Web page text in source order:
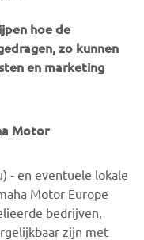
een silhouet dat
is de XZR900
Het is een platform,
lijn voor
grijnst Marc.
hoe de
zo kunnen
en marketing
Motor
- en eventuele lokale
Motor Europe
bedrijven,
zijn met